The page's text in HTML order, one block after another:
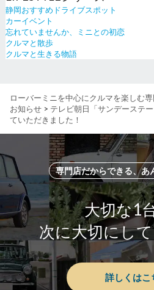
静岡おすすめドライブスポット
カーイベント
忘れていませんか、ミニとの初恋
クルマと散歩
クルマと生きる物語
ローバーミニを中心にクルマを楽しむ専
お知らせ > テレビ朝日「サンデーステ
ていただきました！
専門店だからできる、あ
大切な1
次に大切にし
詳しくはこ